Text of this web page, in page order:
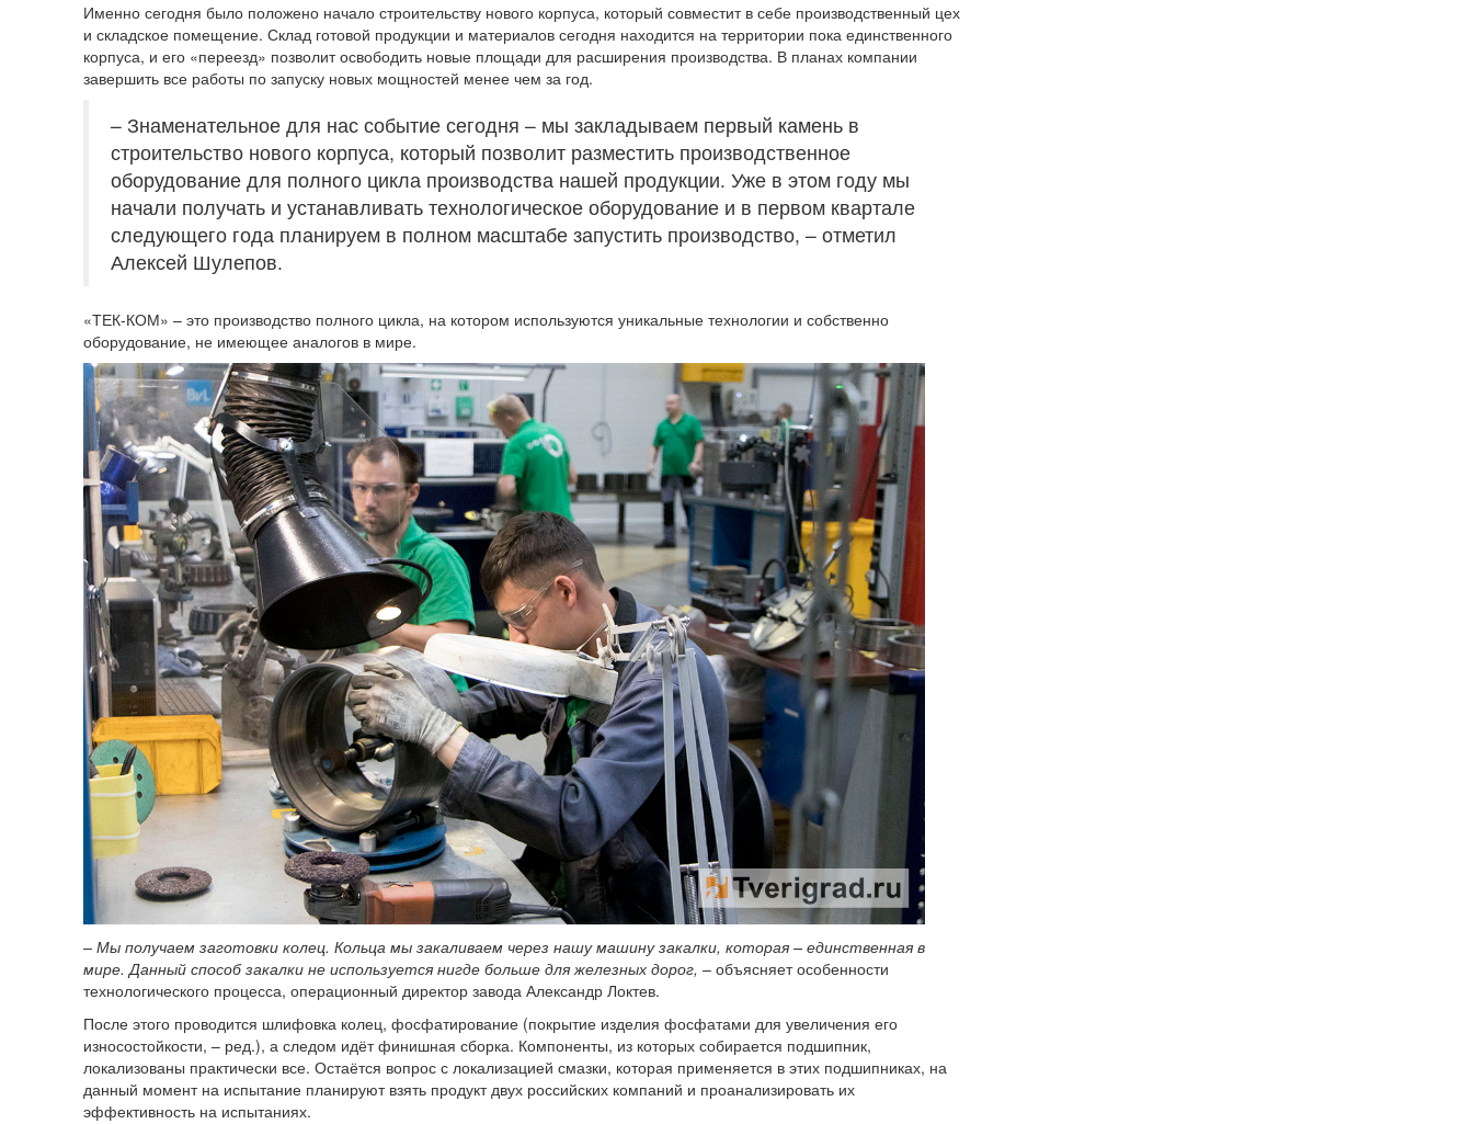
Именно сегодня было положено начало строительству нового корпуса, который совместит в себе производственный цех
и складское помещение. Склад готовой продукции и материалов сегодня находится на территории пока единственного
корпуса, и его «переезд» позволит освободить новые площади для расширения производства. В планах компании
завершить все работы по запуску новых мощностей менее чем за год.
– Знаменательное для нас событие сегодня – мы закладываем первый камень в
строительство нового корпуса, который позволит разместить производственное
оборудование для полного цикла производства нашей продукции. Уже в этом году мы
начали получать и устанавливать технологическое оборудование и в первом квартале
следующего года планируем в полном масштабе запустить производство, – отметил
Алексей Шулепов.
«ТЕК-КОМ» – это производство полного цикла, на котором используются уникальные технологии и собственно
оборудование, не имеющее аналогов в мире.
– Мы получаем заготовки колец. Кольца мы закаливаем через нашу машину закалки, которая – единственная в
мире. Данный способ закалки не используется нигде больше для железных дорог, – объясняет особенности
технологического процесса, операционный директор завода Александр Локтев.
После этого проводится шлифовка колец, фосфатирование (покрытие изделия фосфатами для увеличения его
износостойкости, – ред.), а следом идёт финишная сборка. Компоненты, из которых собирается подшипник,
локализованы практически все. Остаётся вопрос с локализацией смазки, которая применяется в этих подшипниках, на
данный момент на испытание планируют взять продукт двух российских компаний и проанализировать их
эффективность на испытаниях.